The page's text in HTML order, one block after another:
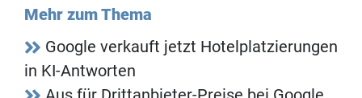
Mehr zum Thema
Google verkauft jetzt Hotelplatzierungen
in KI-Antworten